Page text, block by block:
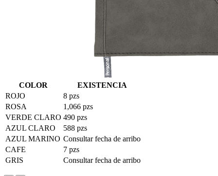
COLOR
EXISTENCIA
ROJO
8 pzs
ROSA
1,066 pzs
VERDE CLARO 490 pzs
AZUL CLARO
588 pzs
AZUL MARINO Consultar fecha de arribo
CAFE
7 pzs
GRIS
Consultar fecha de arribo